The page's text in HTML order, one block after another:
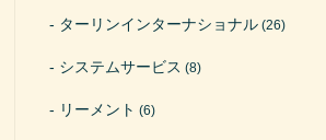
ターリンインターナショナル (26)
システムサービス (8)
リーメント (6)